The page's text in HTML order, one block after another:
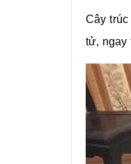
Cây
tử, ngay